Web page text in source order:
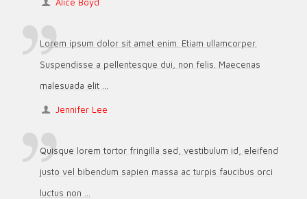
Lorem ipsum dolor sit amet enim. Etiam ullamcorper.
Suspendisse a pellentesque dui, non felis. Maecenas
malesuada elit ...
Jennifer Lee
Quisque lorem tortor fringilla sed, vestibulum id, eleifend
justo vel bibendum sapien massa ac turpis faucibus orci
luctus non ...